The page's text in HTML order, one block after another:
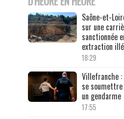
Saône-et-
sur une
sanctionnée
extraction
18:29
Villefranche
se
un gendarme
17:55